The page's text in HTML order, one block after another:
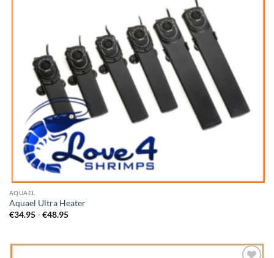
AQUAEL
Aquael Ultra Heater
€34.95 - €48.95Prijsklasse: